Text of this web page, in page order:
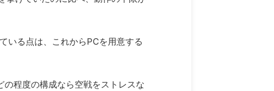
いる点は、これからPCを用意する
程度の構成なら空戦をストレスな